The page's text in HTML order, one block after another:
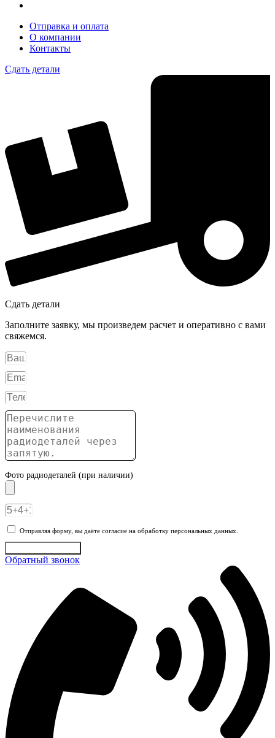
Отправка и оплата
О компании
Контакты
Сдать детали
Сдать детали
Заполните заявку, мы произведем расчет и оперативно с вами
свяжемся.
Фото радиодеталей (при наличии)
Отправляя форму, вы даёте согласие на обработку персональных данных.
Обратный звонок